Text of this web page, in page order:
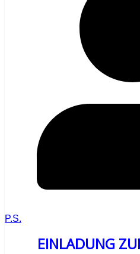
P.S.
EINLADUNG